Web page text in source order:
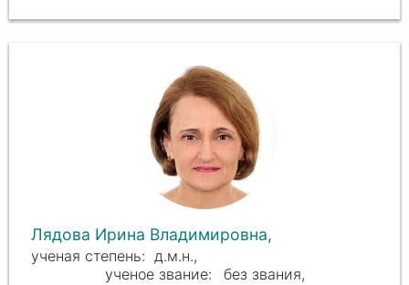
Лядова Ирина Владимировна,
д.м.н.,
без звания,